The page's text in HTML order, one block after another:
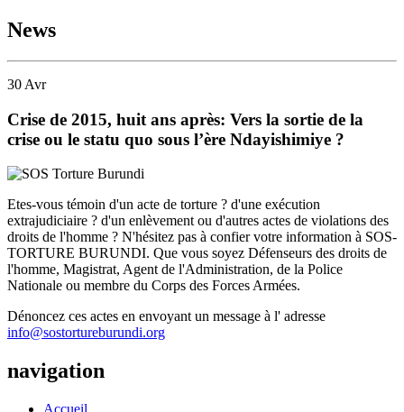
News
30 Avr
Crise de 2015, huit ans après: Vers la sortie de la
crise ou le statu quo sous l’ère Ndayishimiye ?
Etes-vous témoin d'un acte de torture ? d'une exécution
extrajudiciaire ? d'un enlèvement ou d'autres actes de violations des
droits de l'homme ? N'hésitez pas à confier votre information à SOS-
TORTURE BURUNDI. Que vous soyez Défenseurs des droits de
l'homme, Magistrat, Agent de l'Administration, de la Police
Nationale ou membre du Corps des Forces Armées.
Dénoncez ces actes en envoyant un message à l' adresse
info@sostortureburundi.org
navigation
Accueil